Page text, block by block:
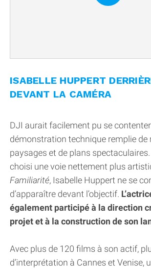
ISABELLE HUPPERT
DEVANT LA CAMÉRA
DJI aurait facilement pu se contenter
démonstration technique remplie de
paysages et de plans
choisi une voie nettement plus
Familiarité, Isabelle Huppert ne se
d’apparaître devant l’objectif.
également participé à la direction
projet et à la construction de son
Avec plus de 120 films à son actif,
d’interprétation à Cannes et Venise,